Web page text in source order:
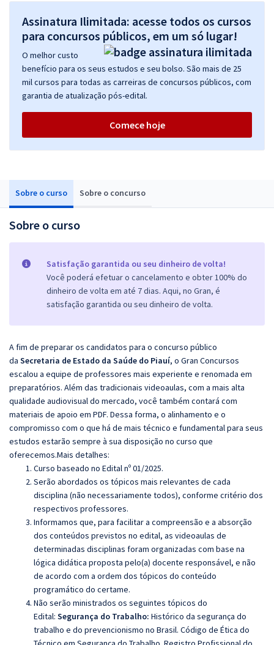
Sobre o curso Sobre o concurso
Sobre o curso
Satisfação garantida ou seu dinheiro de volta!
Você poderá efetuar o cancelamento e obter 100% do
dinheiro de volta em até 7 dias. Aqui, no Gran, é
satisfação garantida ou seu dinheiro de volta.
A fim de preparar os candidatos para o concurso público
da Secretaria de Estado da Saúde do Piauí, o Gran Concursos
escalou a equipe de professores mais experiente e renomada em
preparatórios. Além das tradicionais videoaulas, com a mais alta
qualidade audiovisual do mercado, você também contará com
materiais de apoio em PDF. Dessa forma, o alinhamento e o
compromisso com o que há de mais técnico e fundamental para seus
estudos estarão sempre à sua disposição no curso que
oferecemos.Mais detalhes:
Curso baseado no Edital nº 01/2025.
Serão abordados os tópicos mais relevantes de cada
disciplina (não necessariamente todos), conforme critério dos
respectivos professores.
Informamos que, para facilitar a compreensão e a absorção
dos conteúdos previstos no edital, as videoaulas de
determinadas disciplinas foram organizadas com base na
lógica didática proposta pelo(a) docente responsável, e não
de acordo com a ordem dos tópicos do conteúdo
programático do certame.
Não serão ministrados os seguintes tópicos do
Edital: Segurança do Trabalho: Histórico da segurança do
trabalho e do prevencionismo no Brasil. Código de Ética do
Assinatura Ilimitada: acesse todos os cursos
para concursos públicos, em um só lugar!
O melhor custo
benefício para os seus estudos e seu bolso. São mais de 25
mil cursos para todas as carreiras de concursos públicos, com
garantia de atualização pós-edital.
Comece hoje